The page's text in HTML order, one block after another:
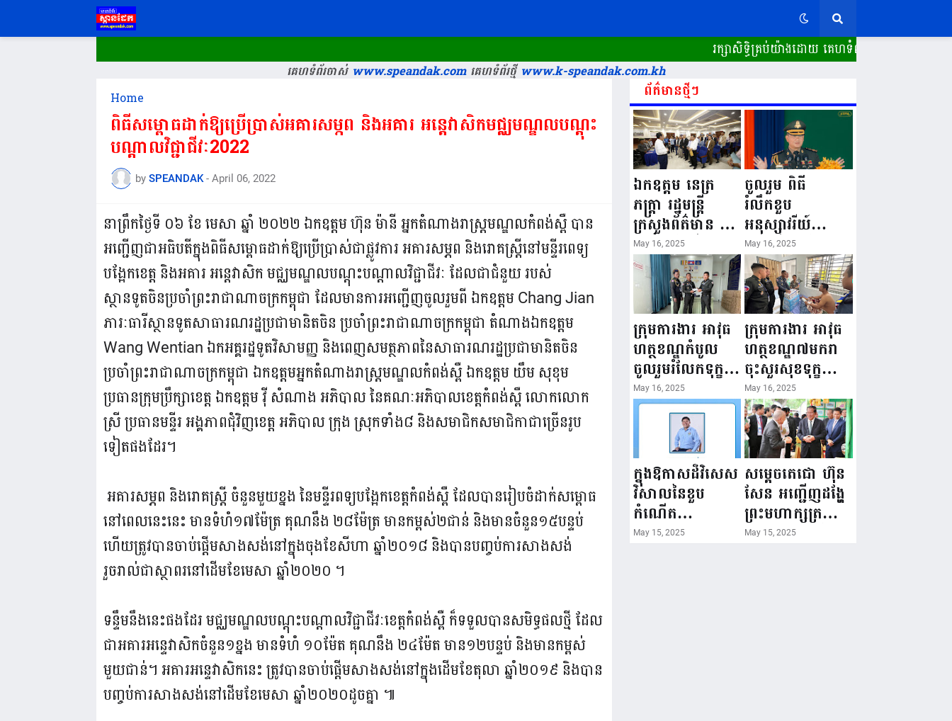
រក្សាសិទ្ធិគ្រប់យ៉ាងដោយ គេហទំព័រ ស្ពានដែក​
គេហទំព័រចាស់www.speandak.comគេហទំព័រថ្មីwww.k-speandak.com.kh
Home
ពិធីសម្ពោធដាក់ឱ្យប្រើប្រាស់អគារសម្ភព និងអគារ អន្តេវាសិកមជ្ឈមណ្ឌលបណ្ដុះ
បណ្ដាលវិជ្ជាជីវៈ2022
by SPEANDAK - April 06, 2022
នាព្រឹកថ្ងៃទី ០៦ ខែ មេសា ឆ្នាំ ២០២២ ឯកឧត្តម ហ៊ុន ម៉ានី អ្នកតំណាងរាស្ត្រមណ្ឌលកំពង់ស្ពឺ បាន
អញ្ជើញជាអធិបតីក្នុងពិធីសម្ពោធដាក់ឱ្យប្រើប្រាស់ជាផ្លូវការ អគារសម្ភព និងរោគស្ត្រីនៅមន្ទីរពេទ្យ
បង្អែកខេត្ត និងអគារ អន្តេវាសិក មជ្ឈមណ្ឌលបណ្ដុះបណ្ដាលវិជ្ជាជីវៈ ដែលជាជំនួយ របស់
ស្ថានទូតចិនប្រចាំព្រះរាជាណាចក្រកម្ពុជា ដែលមានការអញ្ជើញចូលរួមពី ឯកឧត្តម Chang Jian
ភារៈធារីស្ថានទូតសាធារណរដ្ឋប្រជាមានិតចិន ប្រចាំព្រះរាជាណាចក្រកម្ពុជា តំណាងឯកឧត្តម
Wang Wentian ឯកអគ្គរដ្ឋទូតវិសាមញ្ញ និងពេញសមត្ថភាពនៃសាធារណរដ្ឋប្រជាមានិតចិន
ប្រចាំព្រះរាជាណាចក្រកម្ពុជា ឯកឧត្តមអ្នកតំណាងរាស្ត្រមណ្ឌលកំពង់ស្ពឺ ឯកឧត្តម យឹម សុខុម
ប្រធានក្រុមប្រឹក្សាខេត្ត ឯកឧត្តម វ៉ី សំណាង អភិបាល នៃគណៈអភិបាលខេត្តកំពង់ស្ពឺ លោកលោក
ស្រី ប្រធានមន្ទីរ អង្គភាពជុំវិញខេត្ត អភិបាល ក្រុង ស្រុកទាំង៨ និងសមាជិកសមាជិកាជាច្រើនរូប
ទៀតផងដែរ។
អគារសម្ភព និងរោគស្ត្រី ចំនួនមួយខ្នង នៃមន្ទីរពទ្យបង្អែកខេត្តកំពង់ស្ពឺ ដែលបានរៀបចំដាក់សម្ពោធ
នៅពេលនេះនេះ មានទំហំ១៧ម៉ែត្រ គុណនឹង ២៨ម៉ែត្រ មានកម្ពស់២ជាន់ និងមានចំនួន១៥បន្ទប់
ហើយត្រូវបានចាប់ផ្តើមសាងសង់នៅក្នុងចុងខែសីហា ឆ្នាំ២០១៨ និងបានបញ្ចប់ការសាងសង់
រួចរាល់ជាស្ថាពរនៅដើមខែមេសា ឆ្នាំ២០២០ ។
ទន្ទឹមនឹងនេះផងដែរ មជ្ឈមណ្ឌលបណ្តុះបណ្តាលវិជ្ជាជីវៈខេត្តកំពង់ស្ពឺ ក៏ទទួលបានសមិទ្ធផលថ្មី ដែល
ជាអគារអន្ទេវាសិកចំនួន១ខ្នង មានទំហំ ១០ម៉ែត គុណនឹង ២៤ម៉ែត មាន១២បន្ទប់ និងមានកម្ពស់
មួយជាន់។ អគារអន្ទេវាសិកនេះ ត្រូវបានចាប់ផ្តើមសាងសង់នៅក្នុងដើមខែតុលា ឆ្នាំ២០១៩ និងបាន
បញ្ចប់ការសាងសង់នៅដើមខែមេសា ឆ្នាំ២០២០ដូចគ្នា ៕
ព័ត៌មានថ្មីៗ
ឯកឧត្តម នេត្រ
ភក្ត្រា រដ្ឋមន្ត្រី
ក្រសួងព័ត៌មាន នៅ
រសៀលថ្ងៃទី១៦ ខែ
ឧសភា
ឆ្នាំ២០២៥នេះ
បានអញ្ជើញចុះធ្វើ
ជំរឿនថ្នាក់ដឹកនាំ
មន្ត្រីរាជការស៉ីវិល
នៃក្រសួងព័ត៌មាន...
May 16, 2025
ចូលរួម ពិធី
រំលឹកខួប
អនុស្សាវរីយ៍
លើកទី៨០ ថ្ងៃ
កំណើតនគរបាល
ជាតិកម្ពុជា “១៦
ឧសភា ១៩៤៥ ~
១៦ ឧសភា
២០២៥”...
May 16, 2025
ក្រុមការងារ អាវុធ
ហត្ថខណ្ឌកំបូល
ចូលរួមរំលែកទុក្ខ
ដល់គ្រួសារ
សមាជិក ដែល
ឪពុកក្មេករបស់
លោកទទួលមរណៈ
ភាព!
May 16, 2025
ក្រុមការងារ អាវុធ
ហត្ថខណ្ឌ៧មករា
ចុះសួរសុខទុក្ខ
សមាជិក ដែលជួប
គ្រោះថ្នាក់
ចរាចរណ៍ កំពុង
សម្រាកព្យាបាល
នៅមន្ទីរពេទ្យ!
May 16, 2025
ក្នុងឱកាសដ៏វិសេស
វិសាលនៃខួប
កំណើត
គម្រប់ខួប៤៤
May 15, 2025
សម្តេចតេជោ ហ៊ុន
សែន អញ្ជើញដង្ហែ
ព្រះមហាក្សត្រ
យាងទតការតាំង
May 15, 2025